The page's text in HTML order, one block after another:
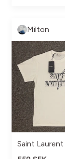
Milton
Saint Laurent